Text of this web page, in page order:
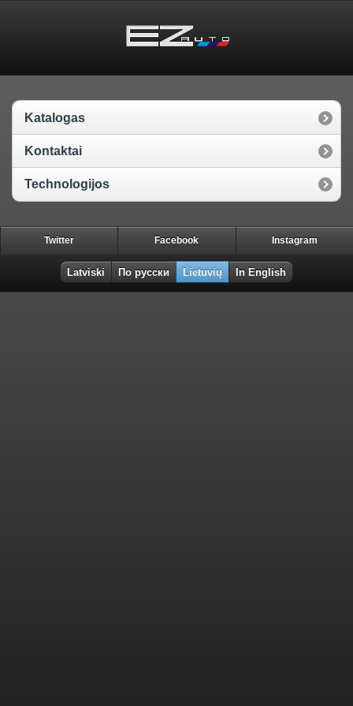
Katalogas
Kontaktai
Technologijos
Twitter Facebook Instagram
Latviski По русски Lietuvių In English